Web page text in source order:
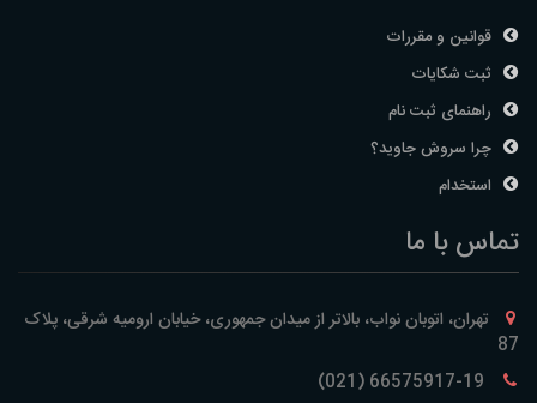
قوانین و مقررات
ثبت شکایات
راهنمای ثبت نام
چرا سروش جاوید؟
استخدام
تماس با ما
تهران، اتوبان نواب، بالاتر از میدان جمهوری، خیابان ارومیه شرقی، پلاک
87